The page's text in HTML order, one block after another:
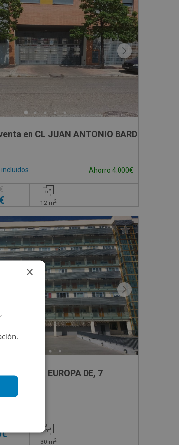
en CL JUAN ANTONIO BARDEM, -
Ahorro 4.000€
12 m2
en CL EUROPA DE, 7
30 m2
×